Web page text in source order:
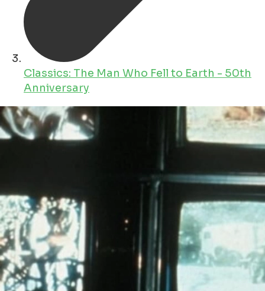
Classics: The Man Who Fell to Earth - 50th
Anniversary